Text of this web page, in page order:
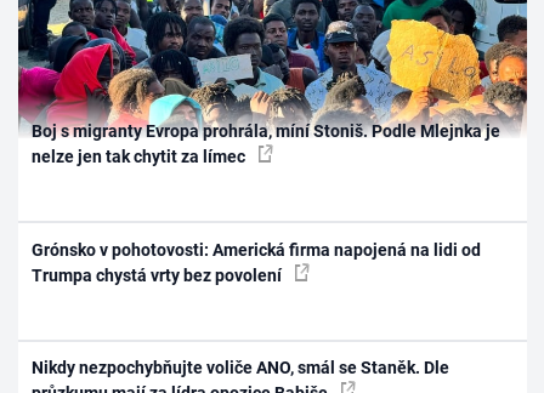
Boj s migranty Evropa prohrála, míní Stoniš. Podle Mlejnka je
nelze jen tak chytit za límec
Grónsko v pohotovosti: Americká firma napojená na lidi od
Trumpa chystá vrty bez povolení
Nikdy nezpochybňujte voliče ANO, smál se Staněk. Dle